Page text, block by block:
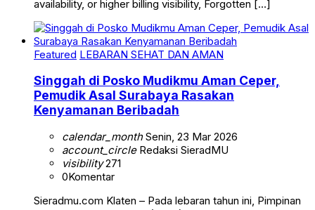
availability, or higher billing visibility, Forgotten […]
Featured LEBARAN SEHAT DAN AMAN
Singgah di Posko Mudikmu Aman Ceper,
Pemudik Asal Surabaya Rasakan
Kenyamanan Beribadah
calendar_monthSenin, 23 Mar 2026
account_circleRedaksi SieradMU
visibility271
0Komentar
Sieradmu.com Klaten – Pada lebaran tahun ini, Pimpinan